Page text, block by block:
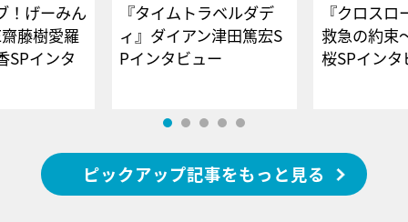
！げーみん
藤樹愛羅
SPインタ
『タイムトラベルダデ
ィ』ダイアン津田篤宏S
Pインタビュー
『クロス
救急の約束
桜SPイ
ピックアップ記事をもっと見る